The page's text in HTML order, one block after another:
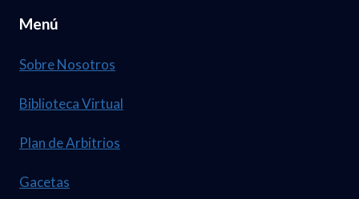
Menú
Sobre Nosotros
Biblioteca Virtual
Plan de Arbitrios
Gacetas